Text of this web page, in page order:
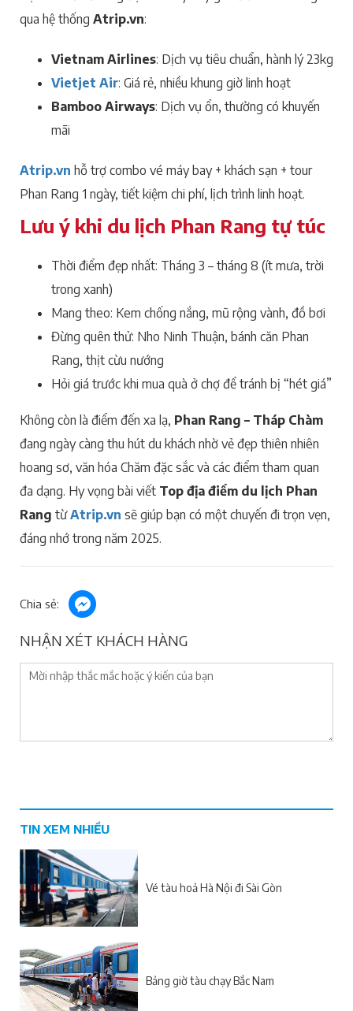
qua hệ thống Atrip.vn:
Vietnam Airlines: Dịch vụ tiêu chuẩn, hành lý 23kg
Vietjet Air: Giá rẻ, nhiều khung giờ linh hoạt
Bamboo Airways: Dịch vụ ổn, thường có khuyến
mãi
Atrip.vn hỗ trợ combo vé máy bay + khách sạn + tour
Phan Rang 1 ngày, tiết kiệm chi phí, lịch trình linh hoạt.
Lưu ý khi du lịch Phan Rang tự túc
Thời điểm đẹp nhất: Tháng 3 – tháng 8 (ít mưa, trời
trong xanh)
Mang theo: Kem chống nắng, mũ rộng vành, đồ bơi
Đừng quên thử: Nho Ninh Thuận, bánh căn Phan
Rang, thịt cừu nướng
Hỏi giá trước khi mua quà ở chợ để tránh bị “hét giá”
Không còn là điểm đến xa lạ, Phan Rang – Tháp Chàm
đang ngày càng thu hút du khách nhờ vẻ đẹp thiên nhiên
hoang sơ, văn hóa Chăm đặc sắc và các điểm tham quan
đa dạng. Hy vọng bài viết Top địa điểm du lịch Phan
Rang từAtrip.vn sẽ giúp bạn có một chuyến đi trọn vẹn,
đáng nhớ trong năm 2025.
Chia sẻ:
NHẬN XÉT KHÁCH HÀNG
TIN XEM NHIỀU
Vé tàu hoả Hà Nội đi Sài Gòn
Bảng giờ tàu chạy Bắc Nam